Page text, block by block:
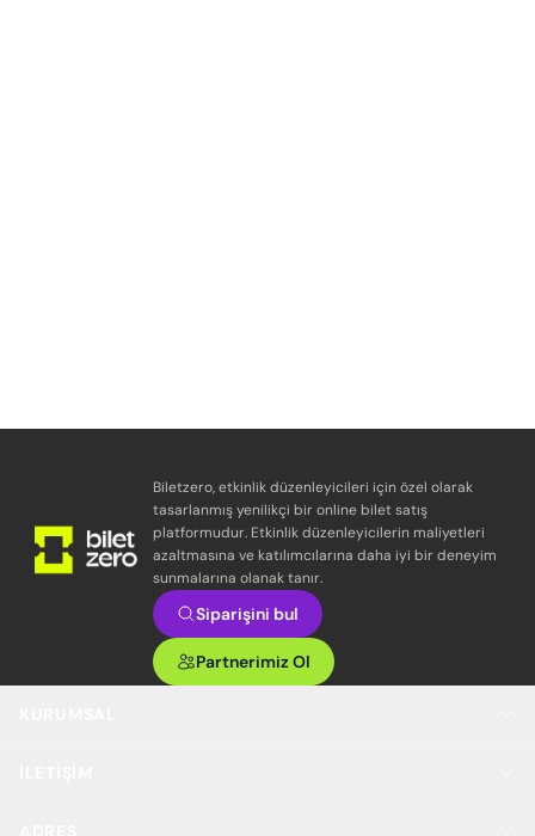
Biletzero, etkinlik düzenleyicileri için özel olarak
tasarlanmış yenilikçi bir online bilet satış
platformudur. Etkinlik düzenleyicilerin maliyetleri
azaltmasına ve katılımcılarına daha iyi bir deneyim
sunmalarına olanak tanır.
Siparişini bul
Partnerimiz Ol